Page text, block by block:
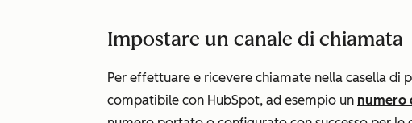
Impostare un canale di chiamata
Per effettuare e ricevere chiamate nella casella di
compatibile con HubSpot, ad esempio un numero